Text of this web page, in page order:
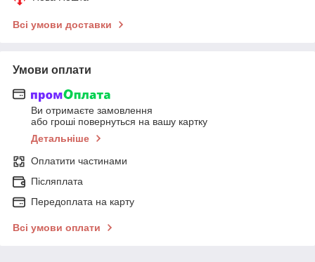
Всі умови доставки
Умови оплати
Ви отримаєте замовлення
або гроші повернуться на вашу картку
Детальніше
Оплатити частинами
Післяплата
Передоплата на карту
Всі умови оплати